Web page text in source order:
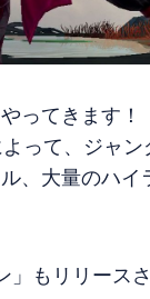
ってきます
って、ジャ
、大量のハ
」もリリース